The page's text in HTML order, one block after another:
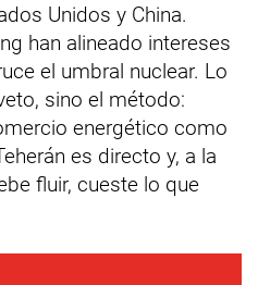
Unidos y China.
han alineado intereses
el umbral nuclear. Lo
sino el método:
energético como
es directo y, a la
fluir, cueste lo que